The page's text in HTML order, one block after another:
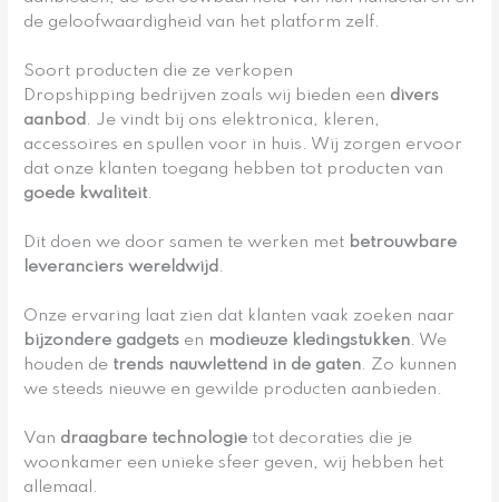
de geloofwaardigheid van het platform zelf.
Soort producten die ze verkopen
Dropshipping bedrijven zoals wij bieden een divers
aanbod . Je vindt bij ons elektronica, kleren,
accessoires en spullen voor in huis. Wij zorgen ervoor
dat onze klanten toegang hebben tot producten van
goede kwaliteit.
Dit doen we door samen te werken met betrouwbare
leveranciers wereldwijd .
Onze ervaring laat zien dat klanten vaak zoeken naar
bijzondere gadgets en modieuze kledingstukken. We
houden de trends nauwlettend in de gaten. Zo kunnen
we steeds nieuwe en gewilde producten aanbieden.
Van draagbare technologie tot decoraties die je
woonkamer een unieke sfeer geven, wij hebben het
allemaal.